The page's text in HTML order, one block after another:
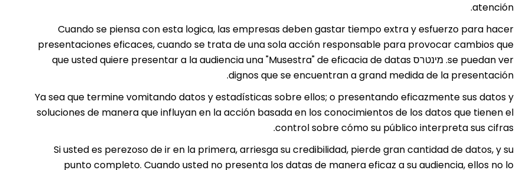
atención.
Cuando se piensa con esta logica, las empresas deben gastar tiempo extra y esfuerzo para hacer
presentaciones eficaces, cuando se trata de una sola acción responsable para provocar cambios que
se puedan ver. מינטרס que usted quiere presentar a la audiencia una "Musestra" de eficacia de datas
dignos que se encuentran a grand medida de la presentación.
Ya sea que termine vomitando datos y estadísticas sobre ellos; o presentando eficazmente sus datos y
soluciones de manera que influyan en la acción basada en los conocimientos de los datos que tienen el
control sobre cómo su público interpreta sus cifras.
Si usted es perezoso de ir en la primera, arriesga su credibilidad, pierde gran cantidad de datos, y su
punto completo. Cuando usted no presenta los datas de manera eficaz a su audiencia, ellos no lo